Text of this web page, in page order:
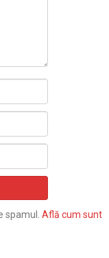
spamul. Află cum sunt